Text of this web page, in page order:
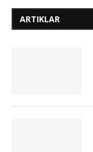
ARTIKLAR